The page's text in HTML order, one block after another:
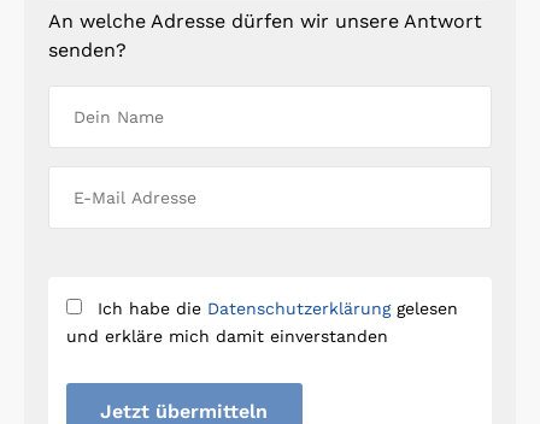
An welche Adresse dürfen wir unsere Antwort
senden?
Ich habe die Datenschutzerklärunggelesen
und erkläre mich damit einverstanden
Jetzt übermitteln